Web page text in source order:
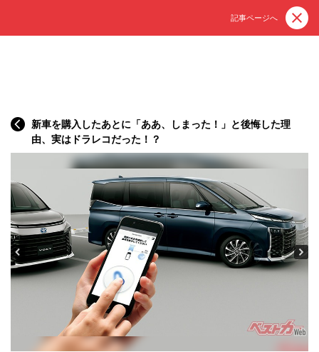
記事ページへ
新車を購入したあとに「ああ、しまった！」と後悔した理
由、実はドラレコだった！？